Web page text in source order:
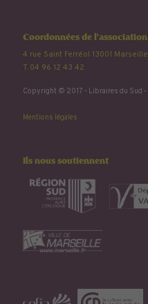
Coordonnées de l'association
4 rue Saint Ferréol 13001 Marseille
T. 04 96 12 43 42
Copyright © 2017 - Libraires du Sud -
Mentions légales
Ils nous soutiennent